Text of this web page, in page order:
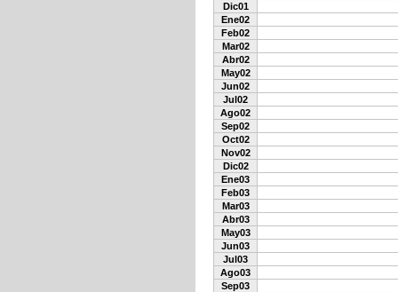
Dic01
Ene02
Feb02
Mar02
Abr02
May02
Jun02
Jul02
Ago02
Sep02
Oct02
Nov02
Dic02
Ene03
Feb03
Mar03
Abr03
May03
Jun03
Jul03
Ago03
Sep03